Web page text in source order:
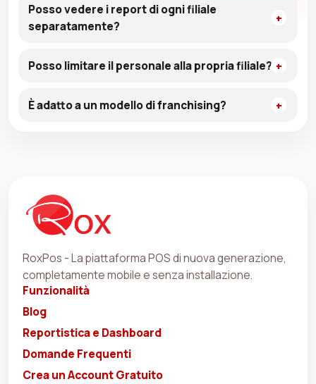
Posso vedere i report di ogni filiale
separatamente?
Posso limitare il personale alla propria filiale?
È adatto a un modello di franchising?
RoxPos - La piattaforma POS di nuova generazione,
completamente mobile e senza installazione.
Funzionalità
Blog
Reportistica e Dashboard
Domande Frequenti
Crea un Account Gratuito